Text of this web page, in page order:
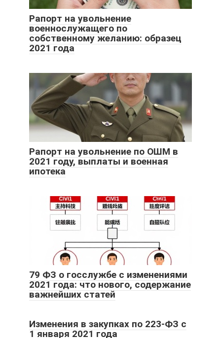
Рапорт на увольнение
военнослужащего по
собственному желанию: образец
2021 года
Рапорт на увольнение по ОШМ в
2021 году, выплаты и военная
ипотека
79 ФЗ о госслужбе с изменениями
2021 года: что нового, содержание
важнейших статей
Изменения в закупках по 223-ФЗ с
1 января 2021 года